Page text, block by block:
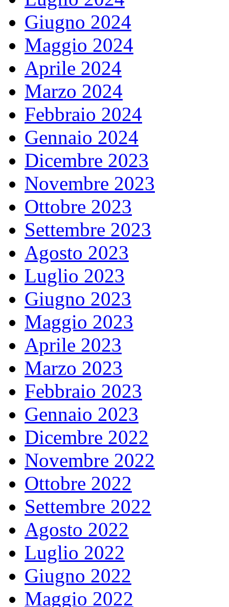
Giugno 2024
Maggio 2024
Aprile 2024
Marzo 2024
Febbraio 2024
Gennaio 2024
Dicembre 2023
Novembre 2023
Ottobre 2023
Settembre 2023
Agosto 2023
Luglio 2023
Giugno 2023
Maggio 2023
Aprile 2023
Marzo 2023
Febbraio 2023
Gennaio 2023
Dicembre 2022
Novembre 2022
Ottobre 2022
Settembre 2022
Agosto 2022
Luglio 2022
Giugno 2022
Maggio 2022